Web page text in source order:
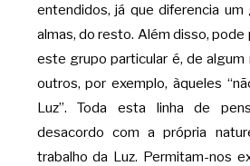
entendidos, já que diferencia um
almas, do resto. Além disso, pode
este grupo particular é, de algum
outros, por exemplo, àqueles
Luz”. Toda esta linha de
desacordo com a própria
trabalho da Luz. Permitam-nos